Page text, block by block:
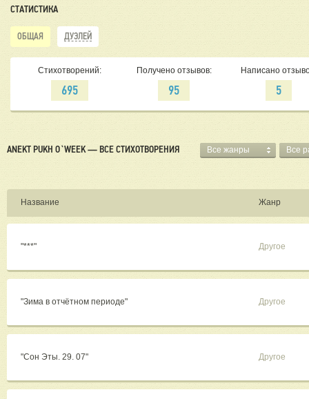
СТАТИСТИКА
ОБЩАЯ ДУЭЛЕЙ
Стихотворений:
695
Получено отзывов:
95
Написано
5
ANEKT PUKH O`WEEK — ВСЕ СТИХОТВОРЕНИЯ Все жанры Все
Название Жанр
"***" Другое
"Зима в отчётном периоде" Другое
"Сон Эты. 29. 07" Другое